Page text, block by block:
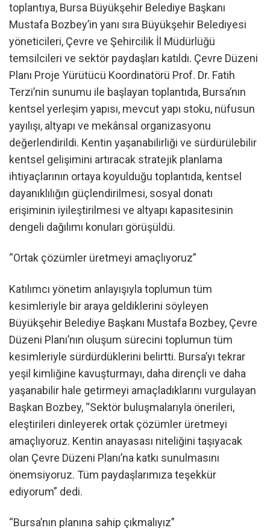
toplantıya, Bursa Büyükşehir Belediye Başkanı
Mustafa Bozbey’in yanı sıra Büyükşehir Belediyesi
yöneticileri, Çevre ve Şehircilik İl Müdürlüğü
temsilcileri ve sektör paydaşları katıldı. Çevre Düzeni
Planı Proje Yürütücü Koordinatörü Prof. Dr. Fatih
Terzi’nin sunumu ile başlayan toplantıda, Bursa’nın
kentsel yerleşim yapısı, mevcut yapı stoku, nüfusun
yayılışı, altyapı ve mekânsal organizasyonu
değerlendirildi. Kentin yaşanabilirliği ve sürdürülebilir
kentsel gelişimini artıracak stratejik planlama
ihtiyaçlarının ortaya koyulduğu toplantıda, kentsel
dayanıklılığın güçlendirilmesi, sosyal donatı
erişiminin iyileştirilmesi ve altyapı kapasitesinin
dengeli dağılımı konuları görüşüldü.
“Ortak çözümler üretmeyi amaçlıyoruz”
Katılımcı yönetim anlayışıyla toplumun tüm
kesimleriyle bir araya geldiklerini söyleyen
Büyükşehir Belediye Başkanı Mustafa Bozbey, Çevre
Düzeni Planı’nın oluşum sürecini toplumun tüm
kesimleriyle sürdürdüklerini belirtti. Bursa’yı tekrar
yeşil kimliğine kavuşturmayı, daha dirençli ve daha
yaşanabilir hale getirmeyi amaçladıklarını vurgulayan
Başkan Bozbey, “Sektör buluşmalarıyla önerileri,
eleştirileri dinleyerek ortak çözümler üretmeyi
amaçlıyoruz. Kentin anayasası niteliğini taşıyacak
olan Çevre Düzeni Planı’na katkı sunulmasını
önemsiyoruz. Tüm paydaşlarımıza teşekkür
ediyorum” dedi.
“Bursa’nın planına sahip çıkmalıyız”